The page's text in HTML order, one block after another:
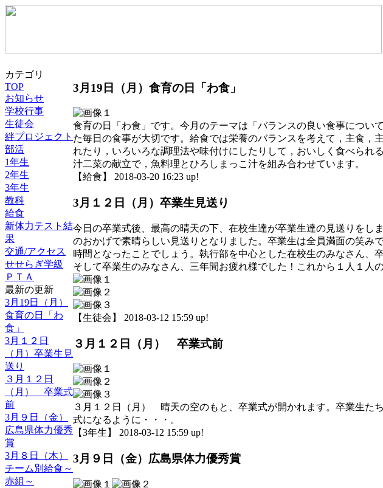
カテゴリ
TOP
お知らせ
学校行事
生徒会
絆プロジェクト
部活
1年生
2年生
3年生
教科
給食
新体力テスト結
果
交通/アクセス
せせらぎ学級
ＰＴＡ
最新の更新
3月19日（月）
食育の日「わ
食」
3月１２日
（月）卒業生見
送り
３月１２日
（月） 卒業式
前
3月９日（金）
広島県体力優秀
賞
3月８日（木）
チーム別給食～
赤組～
3月19日（月）食育の日「わ食」
食育の日「わ食」です。今月のテーマは「バランスの良い食事につ
た毎日の食事が大切です。給食では栄養のバランスを考えて，主食
れたり，いろいろな調理法や味付けにしたりして，おいしく食べら
汁二菜の献立で，魚料理とひろしまっこ汁を組み合わせています。
【給食】 2018-03-20 16:23 up!
3月１２日（月）卒業生見送り
今日の卒業式後、最高の晴天の下、在校生達が卒業生達の見送りをし
のおかげで素晴らしい見送りとなりました。卒業生は全員満面の笑み
時間となったことでしょう。執行部を中心とした在校生のみなさん、
そして卒業生のみなさん、三年間お疲れ様でした！これから１人１人
【生徒会】 2018-03-12 15:59 up!
３月１２日（月） 卒業式前
３月１２日（月） 晴天の空のもと、卒業式が開かれます。卒業生
式になるように・・・。
【3年生】 2018-03-12 15:59 up!
3月９日（金）広島県体力優秀賞